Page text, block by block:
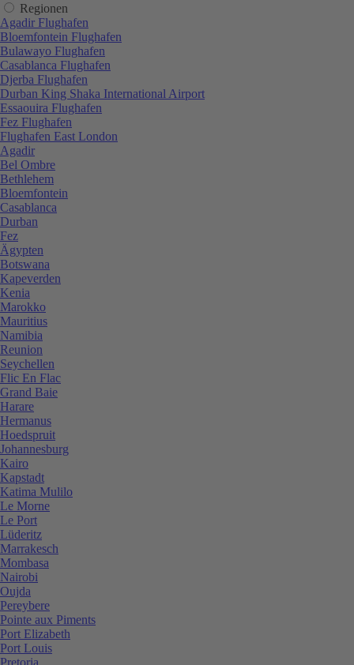
Regionen
Agadir Flughafen
Bloemfontein Flughafen
Bulawayo Flughafen
Casablanca Flughafen
Djerba Flughafen
Durban King Shaka International Airport
Essaouira Flughafen
Fez Flughafen
Flughafen East London
Agadir
Bel Ombre
Bethlehem
Bloemfontein
Casablanca
Durban
Fez
Ägypten
Botswana
Kapeverden
Kenia
Marokko
Mauritius
Namibia
Reunion
Seychellen
Flic En Flac
Grand Baie
Harare
Hermanus
Hoedspruit
Johannesburg
Kairo
Kapstadt
Katima Mulilo
Le Morne
Le Port
Lüderitz
Marrakesch
Mombasa
Nairobi
Oujda
Pereybere
Pointe aux Piments
Port Elizabeth
Port Louis
Pretoria